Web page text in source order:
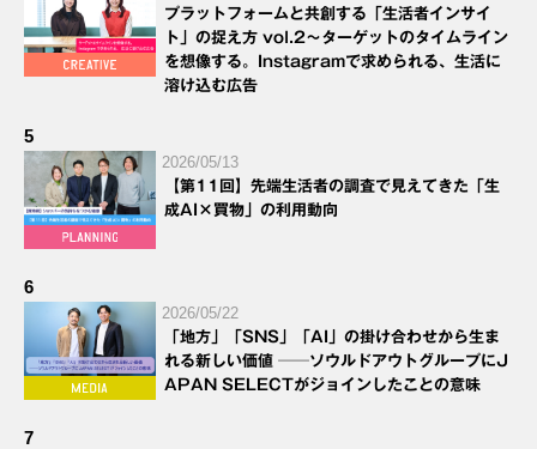
プラットフォームと共創する「生活者インサイ
ト」の捉え方 vol.2～ターゲットのタイムライン
を想像する。Instagramで求められる、生活に
溶け込む広告
5
2026/05/13
【第11回】先端生活者の調査で見えてきた「生
成AI×買物」の利用動向
6
2026/05/22
「地方」「SNS」「AI」の掛け合わせから生ま
れる新しい価値 ──ソウルドアウトグループにJ
APAN SELECTがジョインしたことの意味
7